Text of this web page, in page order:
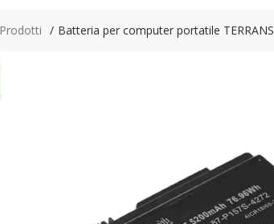
Prodotti Batteria per computer portatile